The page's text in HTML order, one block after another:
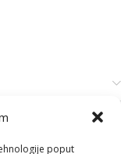
poput